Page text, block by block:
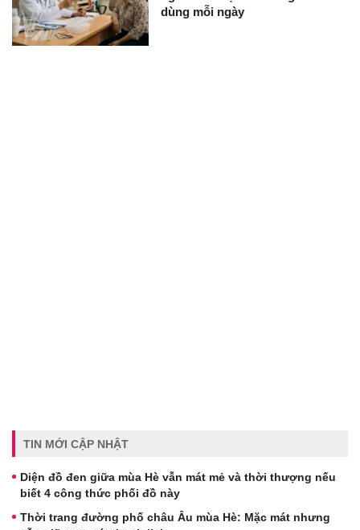
dùng mỗi ngày
TIN MỚI CẬP NHẬT
Diện đồ đen giữa mùa Hè vẫn mát mẻ và thời thượng nếu
biết 4 công thức phối đồ này
Thời trang đường phố châu Âu mùa Hè: Mặc mát nhưng